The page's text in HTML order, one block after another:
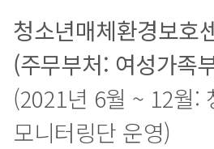
청소년매체환경보호
(주무부처: 여성가족
(2021년 6월 ~ 12월:
모니터링단 운영)